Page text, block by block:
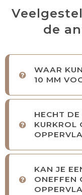
de
WAAR
10 MM
HECHT
KURKROL
KAN JE
ONEFFEN